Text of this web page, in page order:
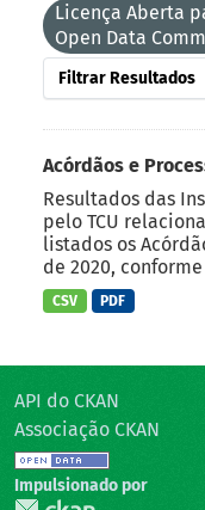
Licença Aberta
Open Data
Filtrar Resultados
Acórdãos e
Resultados das
pelo TCU
listados os
de 2020,
CSV PDF
API do CKAN
Associação CKAN
Impulsionado por